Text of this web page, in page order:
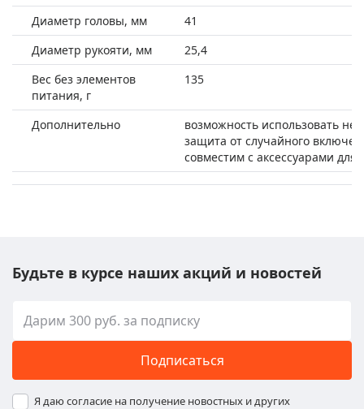
Диаметр головы, мм
41
Диаметр рукояти, мм
25,4
Вес без элементов
питания, г
135
Дополнительно
возможность использовать
защита от случайного
совместим с аксессуарами для
Будьте в курсе наших акций и новостей
Подписаться
Я даю согласие на получение новостных и других